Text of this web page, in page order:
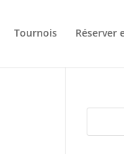
Tournois Réserver